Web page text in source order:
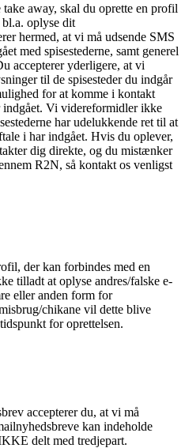
away, skal du oprette en profil
oplyse dit
hermed, at vi må udsende SMS
med spisestederne, samt generel
accepterer yderligere, at vi
til de spisesteder du indgår
for at komme i kontakt
indgået. Vi videreformidler ikke
har udelukkende ret til at
i har indgået. Hvis du oplever,
dig direkte, og du mistænker
R2N, så kontakt os venligst
der kan forbindes med en
tilladt at oplyse andres/falske e-
eller anden form for
chikane vil dette blive
for oprettelsen.
accepterer du, at vi må
kan indeholde
delt med tredjepart.